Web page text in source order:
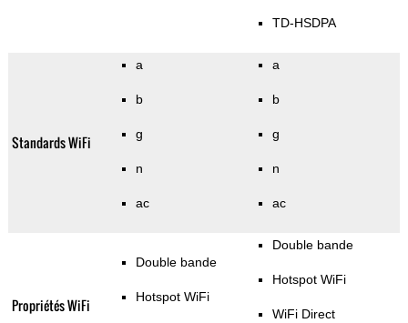
TD-HSDPA
Standards WiFi
a
b
g
n
ac
a
b
g
n
ac
Propriétés WiFi
Double bande
Hotspot WiFi
Double bande
Hotspot WiFi
WiFi Direct